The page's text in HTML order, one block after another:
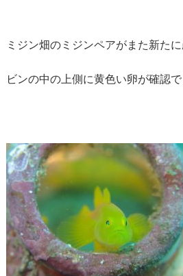
ミジン畑のミジンペアがまた新た
ビンの中の上側に黄色い卵が確認